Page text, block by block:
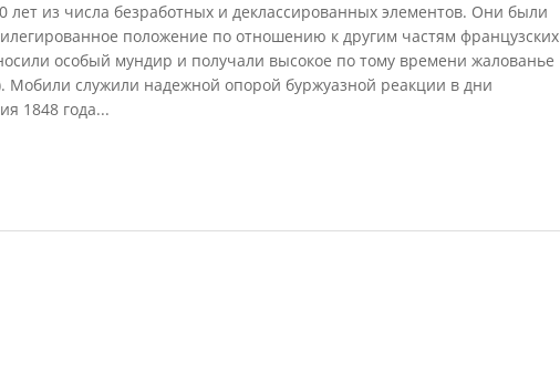
лет из числа безработных и деклассированных элементов. Они были
положение по отношению к другим частям французских
особый мундир и получали высокое по тому времени жалованье
Мобили служили надежной опорой буржуазной реакции в дни
1848 года...